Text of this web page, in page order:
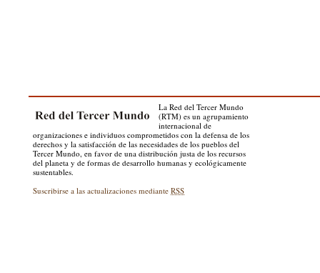
La Red del Tercer Mundo
(RTM) es un agrupamiento
internacional de
organizaciones e individuos comprometidos con la defensa de los
derechos y la satisfacción de las necesidades de los pueblos del
Tercer Mundo, en favor de una distribución justa de los recursos
del planeta y de formas de desarrollo humanas y ecológicamente
sustentables.
Suscribirse a las actualizaciones medianteRSS